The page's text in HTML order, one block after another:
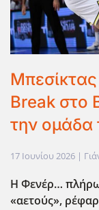
Break στο
την ομάδα
17 Ιουνίου 2026 |
Η Φενέρ…
«αετούς»,